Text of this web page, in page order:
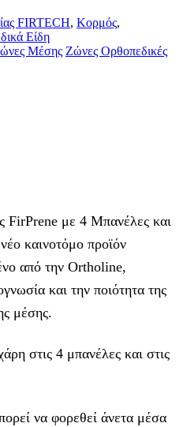
FIRTECH, Κορμός,
Είδη
Μέσης Ζώνες Ορθοπεδικές
με 4 Μπανέλες και
καινοτόμο προϊόν
από την Ortholine,
και την ποιότητα της
μέσης.
στις 4 μπανέλες και στις
να φορεθεί άνετα μέσα